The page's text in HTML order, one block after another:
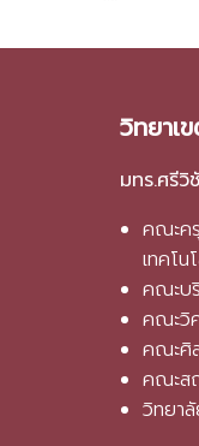
วิทยาเ
มทร.ศรี
คณะค
เทคโน
คณะบ
คณะวิ
คณะศิ
คณะส
วิทยา